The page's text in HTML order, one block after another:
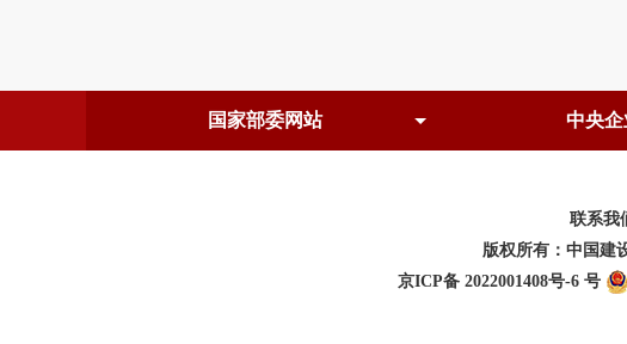
联系我
版权所有：中国建
京ICP备 2022001408号-6 号